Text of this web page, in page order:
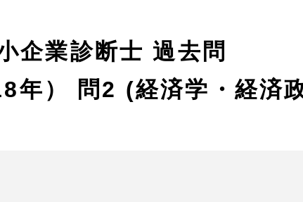
企業診断士 過去問
年）
問2 (経済学・経済